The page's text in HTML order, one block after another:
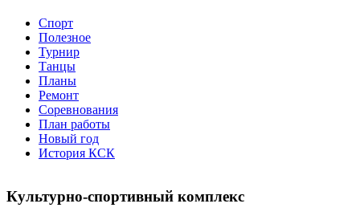
Спорт
Полезное
Турнир
Танцы
Планы
Ремонт
Соревнования
План работы
Новый год
История КСК
Культурно-спортивный комплекс